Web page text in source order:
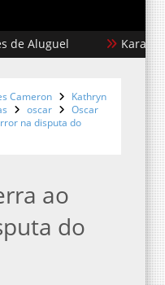
Aluguel Karate Kid:
Cameron
Kathryn
oscar
Oscar
na disputa do
ao
do